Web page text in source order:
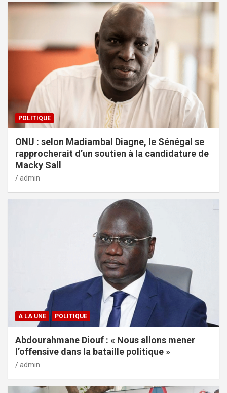
POLITIQUE
ONU : selon Madiambal Diagne, le Sénégal se
rapprocherait d’un soutien à la candidature de
Macky Sall
admin
A LA UNE POLITIQUE
Abdourahmane Diouf : « Nous allons mener
l’offensive dans la bataille politique »
admin